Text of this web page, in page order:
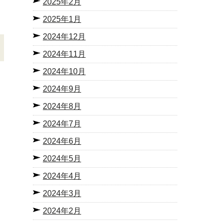
2025年2月
2025年1月
2024年12月
2024年11月
2024年10月
2024年9月
2024年8月
2024年7月
2024年6月
2024年5月
2024年4月
2024年3月
2024年2月